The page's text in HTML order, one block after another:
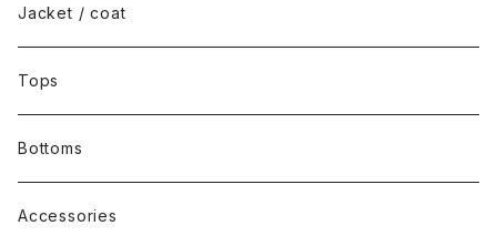
Jacket / coat
Tops
Bottoms
Accessories